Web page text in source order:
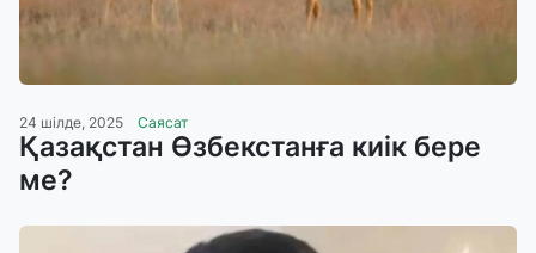
24 шілде, 2025 Саясат
Қазақстан Өзбекстанға киік бере
ме?